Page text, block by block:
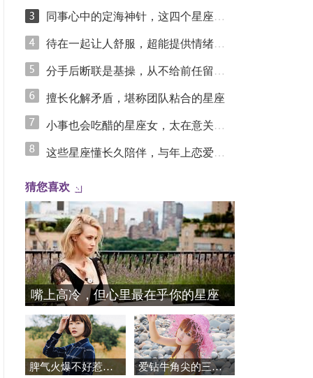
同事心中的定海神针，这四个星座凭踏实实力圈粉
待在一起让人舒服，超能提供情绪价值的星座
分手后断联是基操，从不给前任留念想的星座女
擅长化解矛盾，堪称团队粘合的星座
小事也会吃醋的星座女，太在意关系里的安全感
这些星座懂长久陪伴，与年上恋爱更长久
猜您喜欢
嘴上高冷，但心里最在乎你的星座
脾气火爆不好惹，异常护短的星座 爱钻牛角尖的三个星座女